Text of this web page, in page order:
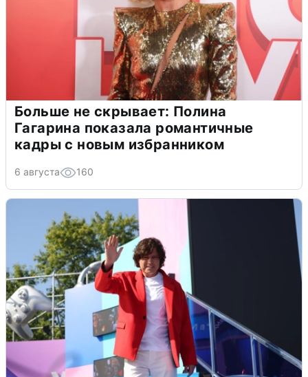
Больше не скрывает: Полина
Гагарина показала романтичные
кадры с новым избранником
6 августа 160